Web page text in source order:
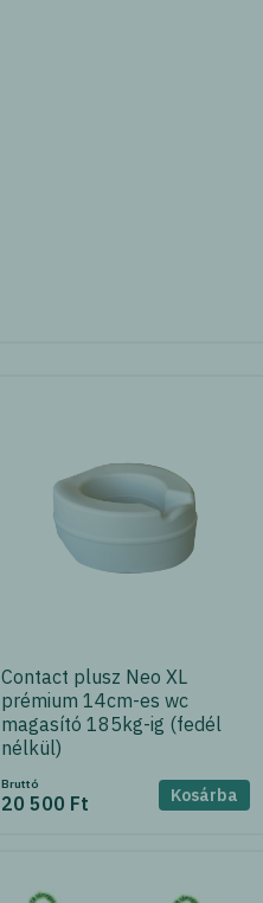
Contact plusz Neo XL
prémium 14cm-es wc
magasító 185kg-ig (fedél
nélkül)
Bruttó
20 500 Ft Kosárba